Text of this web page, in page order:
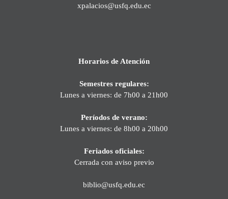
xpalacios@usfq.edu.ec
Horarios de Atención
Semestres regulares:
Lunes a viernes: de 7h00 a 21h00
Períodos de verano:
Lunes a viernes: de 8h00 a 20h00
Feriados oficiales:
Cerrada con aviso previo
biblio@usfq.edu.ec